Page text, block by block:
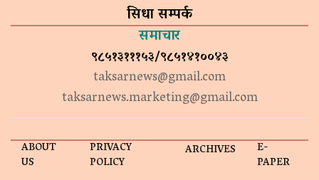
सिधा सम्पर्क
समाचार
९८५१३१११५३/९८५१४१००४३
taksarnews@gmail.com
taksarnews.marketing@gmail.com
ABOUT
US
PRIVACY
POLICY
ARCHIVES E-
PAPER